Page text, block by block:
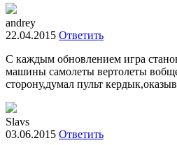
andrey
22.04.2015 Ответить
С каждым обновлением игра
машины самолеты вертолеты
сторону,думал пульт
Slavs
03.06.2015 Ответить